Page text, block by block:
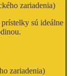
zariadenia)
sú ideálne
zariadenia)